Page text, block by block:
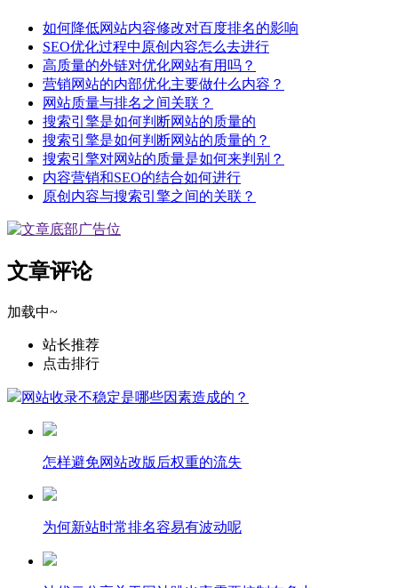
如何降低网站内容修改对百度排名的影响
SEO优化过程中原创内容怎么去进行
高质量的外链对优化网站有用吗？
营销网站的内部优化主要做什么内容？
网站质量与排名之间关联？
搜索引擎是如何判断网站的质量的
搜索引擎是如何判断网站的质量的？
搜索引擎对网站的质量是如何来判别？
内容营销和SEO的结合如何进行
原创内容与搜索引擎之间的关联？
文章评论
加载中~
站长推荐
点击排行
网站收录不稳定是哪些因素造成的？
怎样避免网站改版后权重的流失
为何新站时常排名容易有波动呢